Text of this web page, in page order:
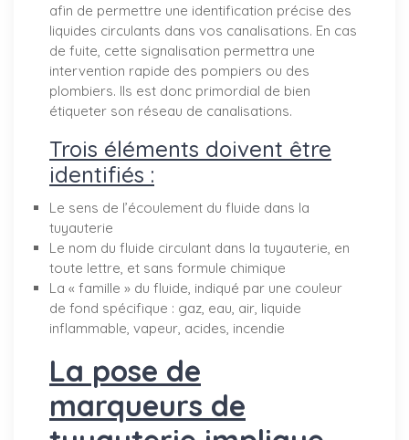
afin de permettre une identification précise des
liquides circulants dans vos canalisations. En cas
de fuite, cette signalisation permettra une
intervention rapide des pompiers ou des
plombiers. Ils est donc primordial de bien
étiqueter son réseau de canalisations.
Trois éléments doivent être
identifiés :
Le sens de l’écoulement du fluide dans la
tuyauterie
Le nom du fluide circulant dans la tuyauterie, en
toute lettre, et sans formule chimique
La « famille » du fluide, indiqué par une couleur
de fond spécifique : gaz, eau, air, liquide
inflammable, vapeur, acides, incendie
La pose de
marqueurs de